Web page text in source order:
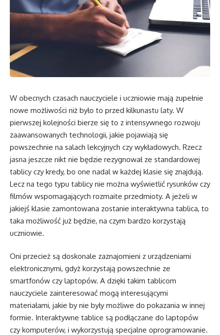
W obecnych czasach nauczyciele i uczniowie mają zupełnie
nowe możliwości niż było to przed kilkunastu laty. W
pierwszej kolejności bierze się to z intensywnego rozwoju
zaawansowanych technologii, jakie pojawiają się
powszechnie na salach lekcyjnych czy wykładowych. Rzecz
jasna jeszcze nikt nie będzie rezygnował ze standardowej
tablicy czy kredy, bo one nadal w każdej klasie się znajdują.
Lecz na tego typu tablicy nie można wyświetlić rysunków czy
filmów wspomagających rozmaite przedmioty. A jeżeli w
jakiejś klasie zamontowana zostanie interaktywna tablica, to
taka możliwość już będzie, na czym bardzo korzystają
uczniowie.
Oni przecież są doskonale zaznajomieni z urządzeniami
elektronicznymi, gdyż korzystają powszechnie ze
smartfonów czy laptopów. A dzięki takim tablicom
nauczyciele zainteresować mogą interesującymi
materiałami, jakie by nie były możliwe do pokazania w innej
formie. Interaktywne tablice są podłączane do laptopów
czy komputerów, i wykorzystują specjalne oprogramowanie.